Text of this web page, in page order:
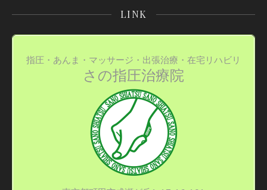
LINK
指圧・あんま・マッサージ・出張治療・在宅リハビリ
さの指圧治療院